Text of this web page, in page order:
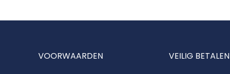
VOORWAARDEN VEILIG BETALEN